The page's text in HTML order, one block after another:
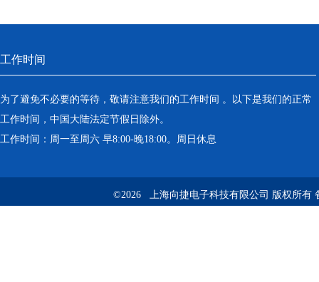
工作时间
为了避免不必要的等待，敬请注意我们的工作时间 。以下是我们的正常
工作时间，中国大陆法定节假日除外。
工作时间：周一至周六 早8:00-晚18:00。周日休息
©2026 上海向捷电子科技有限公司 版权所有